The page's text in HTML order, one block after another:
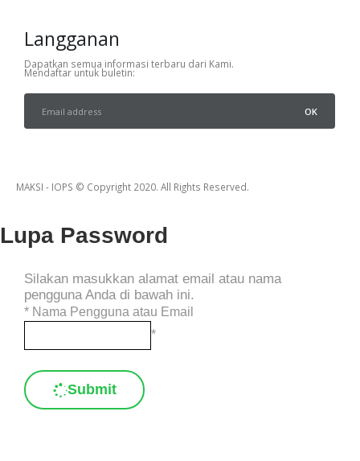
Langganan
Dapatkan semua informasi terbaru dari Kami.
Mendaftar untuk buletin:
MAKSI - IOPS © Copyright 2020. All Rights Reserved.
Lupa Password
Silakan masukkan alamat email atau nama
pengguna Anda di bawah ini.
* Nama Pengguna atau Email
*
Submit